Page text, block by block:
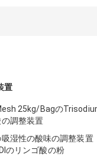
置
25kg/Bagの
調整装置
湿性の酸味の調整装置
のリンゴ酸の粉